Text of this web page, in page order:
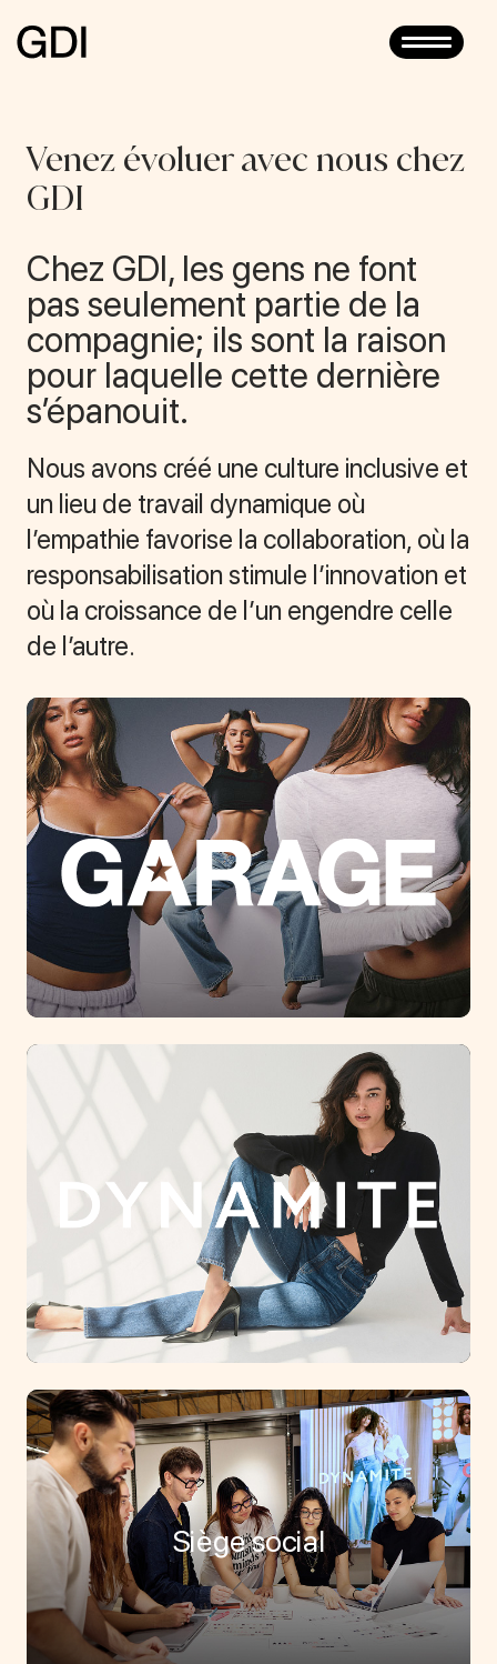
Toggle
navigation
GARAGE
SIÈGE SOCIAL
CENTRE DE DISTRIBUTION
POSTULER
Venez évoluer avec nous chez
GDI
Chez GDI, les gens ne font
pas seulement partie de la
compagnie; ils sont la raison
pour laquelle cette dernière
s’épanouit.
Nous avons créé une culture inclusive et
un lieu de travail dynamique où
l’empathie favorise la collaboration, où la
responsabilisation stimule l’innovation et
où la croissance de l’un engendre celle
de l’autre.
Siège social